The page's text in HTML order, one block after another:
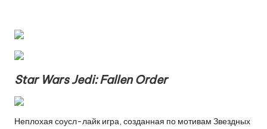
Star Wars Jedi: Fallen Order
Неплохая соусл-лайк игра, созданная по мотивам Звездных